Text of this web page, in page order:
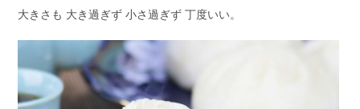
大きさも 大き過ぎず 小さ過ぎず 丁度いい。